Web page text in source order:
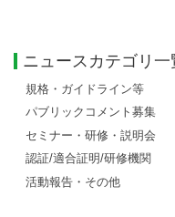
ニュースカテゴリ一
規格・ガイドライン等
パブリックコメント募集
セミナー・研修・説明会
認証/適合証明/研修機関
活動報告・その他